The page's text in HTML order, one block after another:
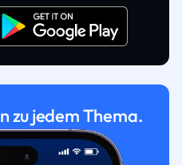
zu jedem Thema.